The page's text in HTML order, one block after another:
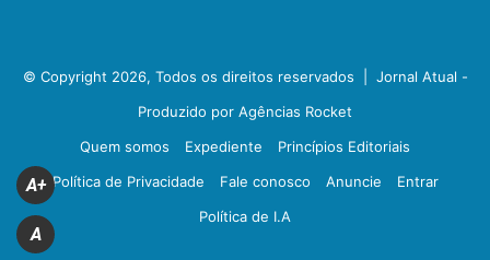
© Copyright 2026, Todos os direitos reservados | Jornal Atual -
Produzido por Agências Rocket
Quem somos
Expediente
Princípios Editoriais
Política de Privacidade
Fale conosco Anuncie
Entrar
Política de I.A
A+
A